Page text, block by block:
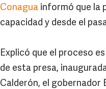
Conagua informó que la
capacidad y desde el
Explicó que el proceso
de esta presa,
Calderón, el gobernador